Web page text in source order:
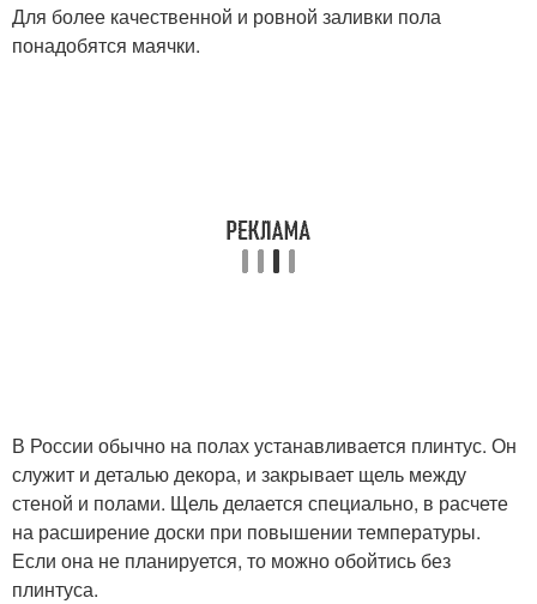
Для более качественной и ровной заливки пола
понадобятся маячки.
В России обычно на полах устанавливается плинтус. Он
служит и деталью декора, и закрывает щель между
стеной и полами. Щель делается специально, в расчете
на расширение доски при повышении температуры.
Если она не планируется, то можно обойтись без
плинтуса.